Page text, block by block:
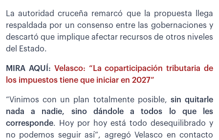
La autoridad cruceña remarcó que la propuesta llega
respaldada por un consenso entre las gobernaciones y
descartó que implique afectar recursos de otros niveles
del Estado.
MIRA AQUÍ: Velasco: “La coparticipación tributaria de
los impuestos tiene que iniciar en 2027”
“Vinimos con un plan totalmente posible, sin quitarle
nada a nadie, sino dándole a todos lo que les
corresponde. Hoy por hoy está todo desequilibrado y
no podemos seguir así”, agregó Velasco en contacto